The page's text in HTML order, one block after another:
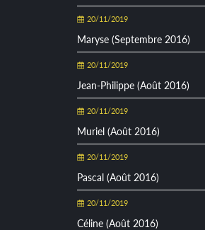
20/11/2019
Maryse (Septembre 2016)
20/11/2019
Jean-Philippe (Août 2016)
20/11/2019
Muriel (Août 2016)
20/11/2019
Pascal (Août 2016)
20/11/2019
Céline (Août 2016)